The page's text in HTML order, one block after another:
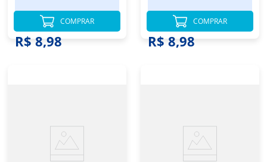
R$ 8,98
COMPRAR
R$ 8,98
COMPRAR